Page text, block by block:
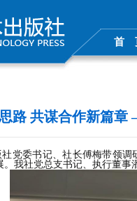
首
路 共谋合作新篇
党委书记、社长傅梅带领调
。 我社党总支书记、执行董事